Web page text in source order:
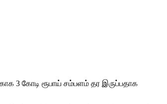
3 கோடி ரூபாய் சம்பளம் தர இருப்பதாக